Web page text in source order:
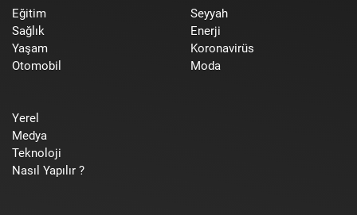
Eğitim
Sağlık
Yaşam
Otomobil
Seyyah
Enerji
Koronavirüs
Moda
Yerel
Medya
Teknoloji
Nasıl Yapılır ?